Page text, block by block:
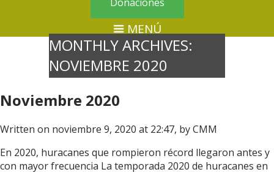
MENÚ
MONTHLY ARCHIVES:
NOVIEMBRE 2020
Noviembre 2020
Written on noviembre 9, 2020 at 22:47, byCMM
En 2020, huracanes que rompieron récord llegaron antes y
con mayor frecuencia La temporada 2020 de huracanes en